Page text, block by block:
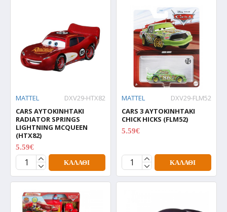
MATTEL
DXV29-HTX82
CARS ΑΥΤΟΚΙΝΗΤΑΚΙ
RADIATOR SPRINGS
LIGHTNING MCQUEEN
(HTX82)
5.59€
ΚΑΛΆΘΙ
MATTEL
DXV29-FLM52
CARS 3 ΑΥΤΟΚΙΝΗΤΑΚΙ
CHICK HICKS (FLM52)
5.59€
ΚΑΛΆΘΙ